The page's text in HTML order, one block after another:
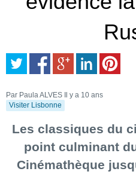
Par Paula ALVES
Il y a 10 ans
Visiter Lisbonne
Les classiques du
point culminant
Cinémathèque